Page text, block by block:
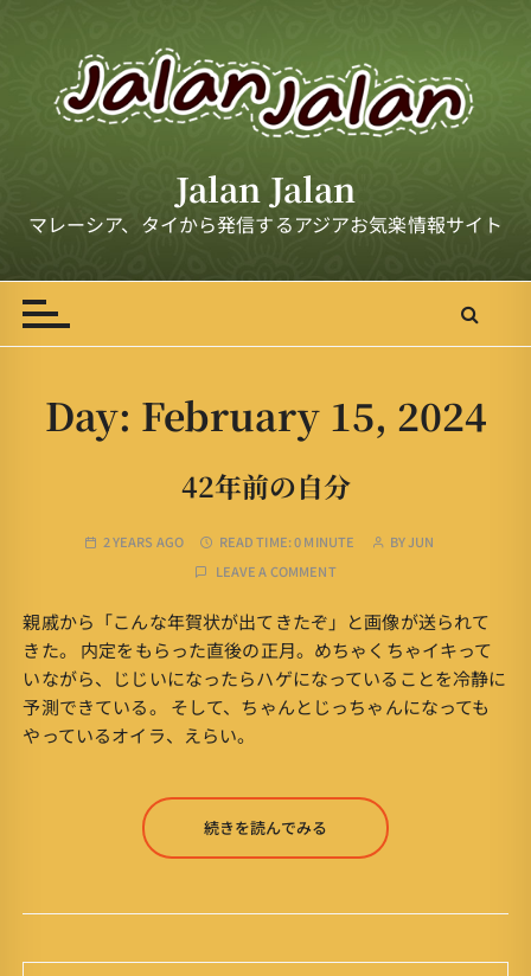
t
n
Jalan Jalan
マレーシア、タイから発信するアジアお気楽情報サイト
Day: February 15, 2024
42年前の自分
2 YEARS AGO READ TIME:0 MINUTE BYJUN
LEAVE A COMMENT
親戚から「こんな年賀状が出てきたぞ」と画像が送られて
きた。 内定をもらった直後の正月。めちゃくちゃイキって
いながら、じじいになったらハゲになっていることを冷静に
予測できている。 そして、ちゃんとじっちゃんになっても
やっているオイラ、えらい。
続きを読んでみる